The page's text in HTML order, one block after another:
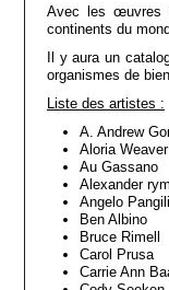
Avec les œuvres
continents du
Il y aura un
organismes de
Liste des artistes :
A. Andrew
Aloria Weaver
Au Gassano
Alexander
Angelo
Ben Albino
Bruce Rimell
Carol Prusa
Carrie Ann